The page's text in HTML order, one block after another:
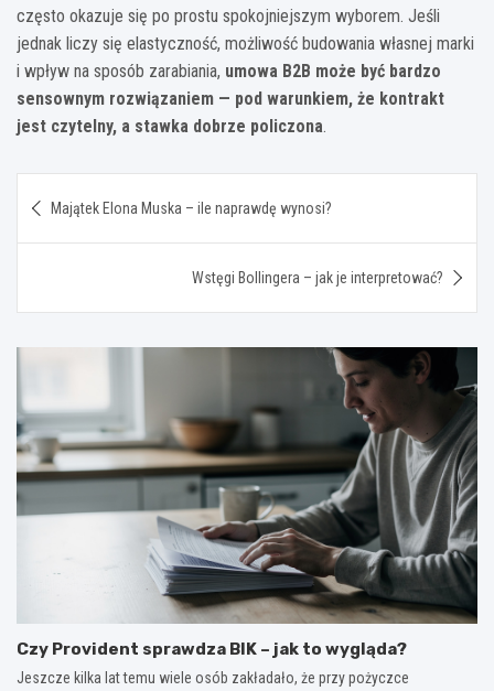
często okazuje się po prostu spokojniejszym wyborem. Jeśli
jednak liczy się elastyczność, możliwość budowania własnej marki
i wpływ na sposób zarabiania, umowa B2B może być bardzo
sensownym rozwiązaniem — pod warunkiem, że kontrakt
jest czytelny, a stawka dobrze policzona.
wpisu
Majątek Elona Muska – ile naprawdę wynosi?
Wstęgi Bollingera – jak je interpretować?
Czy Provident sprawdza BIK – jak to wygląda?
Jeszcze kilka lat temu wiele osób zakładało, że przy pożyczce